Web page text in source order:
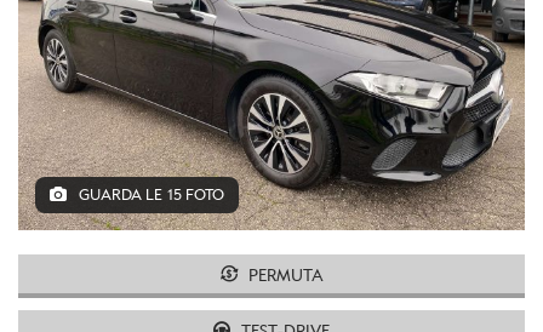
GUARDA LE 15 FOTO
PERMUTA